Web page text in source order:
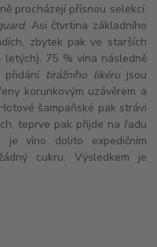
procházejí přísnou selekcí.
. Asi čtvrtina základního
zbytek pak ve starších
75 % vína následně
přidání tirážního likérujsou
korunkovým uzávěrem a
šampaňské pak stráví
teprve pak přijde na řadu
je víno dolito expedičním
cukru. Výsledkem je